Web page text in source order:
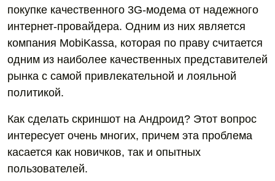
покупке качественного 3G-модема от надежного
интернет-провайдера. Одним из них является
компания MobiKassa, которая по праву считается
одним из наиболее качественных представителей
рынка с самой привлекательной и лояльной
политикой.
Как сделать скриншот на Андроид? Этот вопрос
интересует очень многих, причем эта проблема
касается как новичков, так и опытных
пользователей.